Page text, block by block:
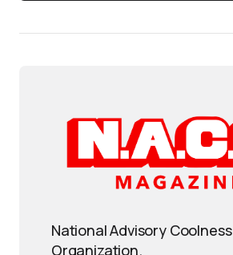
National Advisory Coolness
Organization.